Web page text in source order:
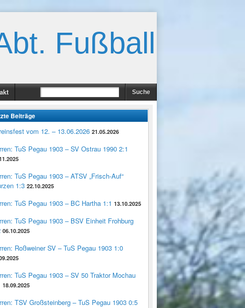
Fußball
Beiträge
vom 12. – 13.06.2026 21.05.2026
TuS Pegau 1903 – SV Ostrau 1990 2:1
TuS Pegau 1903 – ATSV „Frisch-Auf“
1:3 22.10.2025
TuS Pegau 1903 – BC Hartha 1:1 13.10.2025
TuS Pegau 1903 – BSV Einheit Frohburg
06.10.2025
Roßweiner SV – TuS Pegau 1903 1:0
TuS Pegau 1903 – SV 50 Traktor Mochau
18.09.2025
TSV Großsteinberg – TuS Pegau 1903 0:5